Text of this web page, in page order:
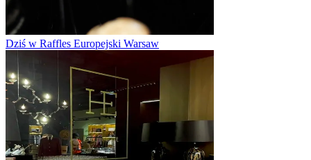
Dziś w Raffles Europejski Warsaw